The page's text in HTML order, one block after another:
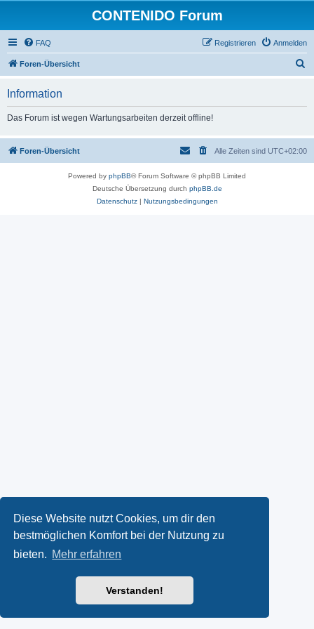
Diese Website nutzt Cookies, um dir den
bestmöglichen Komfort bei der Nutzung zu
bieten. Mehr erfahren
Verstanden!
CONTENIDO Forum
FAQ Anmelden
Registrieren
Foren-Übersicht
Information
Das Forum ist wegen Wartungsarbeiten derzeit offline!
Foren-Übersicht Alle Zeiten sind UTC+02:00
Powered by phpBB® Forum Software © phpBB Limited
Deutsche Übersetzung durch phpBB.de
Datenschutz| Nutzungsbedingungen